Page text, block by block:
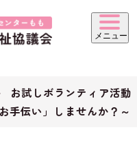
お試しボランティア活動
手伝い」しませんか？～